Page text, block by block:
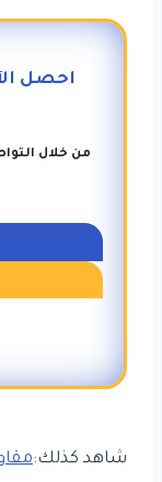
احصل
من خلال
شاهد كذلك: